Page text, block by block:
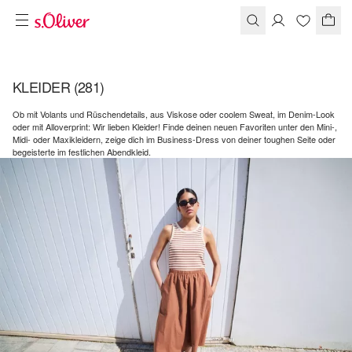
KLEIDER (281)
Ob mit Volants und Rüschendetails, aus Viskose oder coolem Sweat, im Denim-Look
oder mit Alloverprint: Wir lieben Kleider! Finde deinen neuen Favoriten unter den Mini-,
Midi- oder Maxikleidern, zeige dich im Business-Dress von deiner toughen Seite oder
begeisterte im festlichen Abendkleid.